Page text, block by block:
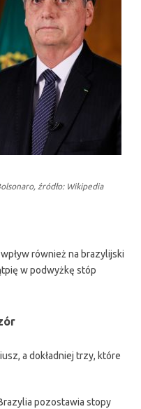
źródło: Wikipedia
również na brazylijski
w podwyżkę stóp
a dokładniej trzy, które
pozostawia stopy